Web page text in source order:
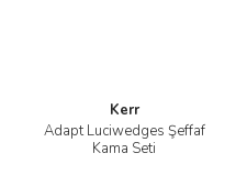
Kerr
Adapt Luciwedges Şeffaf
Kama Seti